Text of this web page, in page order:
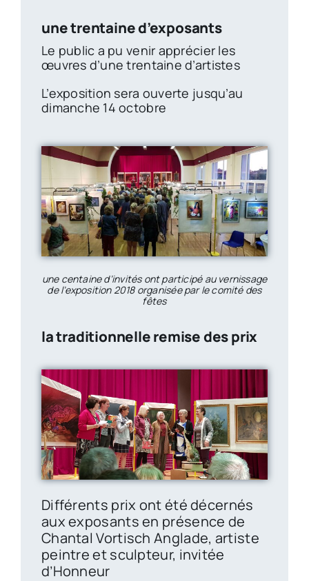
une trentaine d’exposants
Le public a pu venir apprécier les
œuvres d’une trentaine d’artistes
L’exposition sera ouverte jusqu’au
dimanche 14 octobre
une centaine d’invités ont participé au vernissage
de l’exposition 2018 organisée par le comité des
fêtes
la traditionnelle remise des prix
Différents prix ont été décernés
aux exposants en présence de
Chantal Vortisch Anglade, artiste
peintre et sculpteur, invitée
d’Honneur